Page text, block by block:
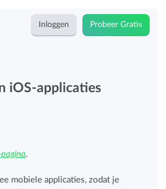
Inloggen Probeer Gratis
iOS-applicaties
.
mobiele applicaties, zodat je